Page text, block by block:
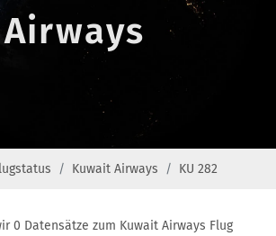
Airways
Kuwait Airways KU 282
0 Datensätze zum Kuwait Airways Flug